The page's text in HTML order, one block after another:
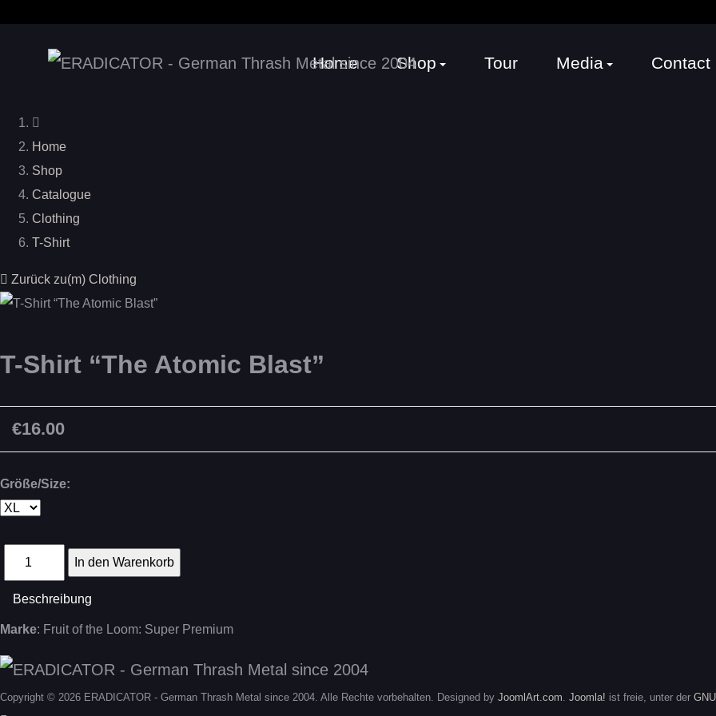
Home Shop Tour Media Contact
Home
Shop
Catalogue
Clothing
T-Shirt
Zurück zu(m) Clothing
T-Shirt “The Atomic Blast”
€16.00
Größe/Size:
Beschreibung
Marke: Fruit of the Loom: Super Premium
Copyright © 2026 ERADICATOR - German Thrash Metal since 2004. Alle Rechte vorbehalten. Designed by JoomlArt.com Joomla! ist freie, unter der